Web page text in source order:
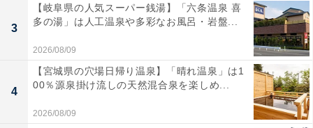
商品といえそうです。
3
【岐阜県の人気スーパー銭湯】「六条温泉 喜
多の湯」は人工温泉や多彩なお風呂・岩盤...
2026/08/09
4
【宮城県の穴場日帰り温泉】「晴れ温泉」は1
00％源泉掛け流しの天然混合泉を楽しめ...
2026/08/09